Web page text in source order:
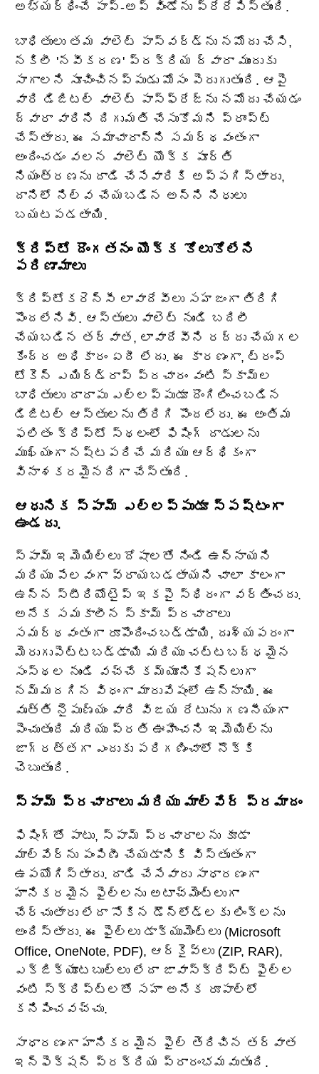
అభ్యర్థించే పాప్-అప్ విండోను ప్రేరేపిస్తుంది.
బాధితులు తమ వాలెట్ పాస్‌వర్డ్‌ను నమోదు చేసి,
నకిలీ 'నవీకరణ' ప్రక్రియ ద్వారా ముందుకు
సాగాలని సూచించినప్పుడు మోసం పెరుగుతుంది. ఆపై
వారి డిజిటల్ వాలెట్ పాస్‌ఫ్రేజ్‌ను నమోదు చేయడం
ద్వారా వారిని దిగుమతి చేసుకోమని ప్రాంప్ట్
చేస్తారు. ఈ సమాచారాన్ని సమర్థవంతంగా
అందించడం వలన వాలెట్ యొక్క పూర్తి
నియంత్రణను దాడి చేసేవారికి అప్పగిస్తారు,
దానిలో నిల్వ చేయబడిన అన్ని నిధులు
బయటపడతాయి.
క్రిప్టో దొంగతనం యొక్క కోలుకోలేని
పరిణామాలు
క్రిప్టోకరెన్సీ లావాదేవీలు సహజంగా తిరిగి
పొందలేనివి. ఆస్తులు వాలెట్ నుండి బదిలీ
చేయబడిన తర్వాత, లావాదేవీని రద్దు చేయగల
కేంద్ర అధికారం ఏదీ లేదు. ఈ కారణంగా, ట్రంప్
టోకెన్ ఎయిర్‌డ్రాప్ ప్రచారం వంటి స్కామ్‌ల
బాధితులు దాదాపు ఎల్లప్పుడూ దొంగిలించబడిన
డిజిటల్ ఆస్తులను తిరిగి పొందలేరు. ఈ అంతిమ
ఫలితం క్రిప్టో స్థలంలో ఫిషింగ్ దాడులను
ముఖ్యంగా నష్టపరిచే మరియు ఆర్థికంగా
వినాశకరమైనదిగా చేస్తుంది.
ఆధునిక స్పామ్ ఎల్లప్పుడూ స్పష్టంగా
ఉండదు.
స్పామ్ ఇమెయిల్‌లు దోషాలతో నిండి ఉన్నాయని
మరియు పేలవంగా వ్రాయబడతాయని చాలా కాలంగా
ఉన్న స్టీరియోటైప్ ఇకపై స్థిరంగా వర్తించదు.
అనేక సమకాలీన స్కామ్ ప్రచారాలు
సమర్థవంతంగా రూపొందించబడ్డాయి, దృశ్యపరంగా
మెరుగుపెట్టబడ్డాయి మరియు చట్టబద్ధమైన
సంస్థల నుండి వచ్చే కమ్యూనికేషన్‌లుగా
నమ్మదగిన విధంగా మారువేషంలో ఉన్నాయి. ఈ
వృత్తి నైపుణ్యం వారి విజయ రేటును గణనీయంగా
పెంచుతుంది మరియు ప్రతి ఊహించని ఇమెయిల్‌ను
జాగ్రత్తగా ఎందుకు పరిగణించాలో నొక్కి
చెబుతుంది.
స్పామ్ ప్రచారాలు మరియు మాల్వేర్ ప్రమాదం
ఫిషింగ్‌తో పాటు, స్పామ్ ప్రచారాలను కూడా
మాల్వేర్‌ను పంపిణీ చేయడానికి విస్తృతంగా
ఉపయోగిస్తారు. దాడి చేసేవారు సాధారణంగా
హానికరమైన ఫైల్‌లను అటాచ్‌మెంట్‌లుగా
చేర్చుతారు లేదా సోకిన డౌన్‌లోడ్‌లకు లింక్‌లను
అందిస్తారు. ఈ ఫైల్‌లు డాక్యుమెంట్లు (Microsoft
Office, OneNote, PDF), ఆర్కైవ్‌లు (ZIP, RAR),
ఎక్జిక్యూటబుల్‌లు లేదా జావాస్క్రిప్ట్ ఫైల్‌ల
వంటి స్క్రిప్ట్‌లతో సహా అనేక రూపాల్లో
కనిపించవచ్చు.
సాధారణంగా హానికరమైన ఫైల్ తెరిచిన తర్వాత
ఇన్ఫెక్షన్ ప్రక్రియ ప్రారంభమవుతుంది.